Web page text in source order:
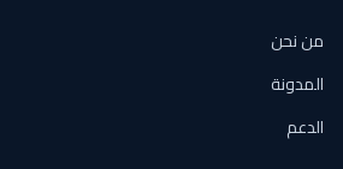
من نحن
المدونة
الدعم